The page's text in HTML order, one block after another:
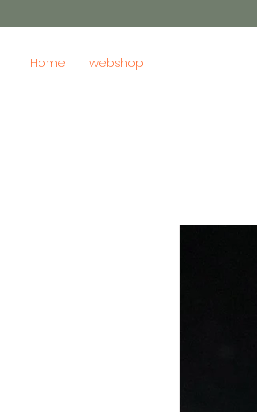
Home webshop